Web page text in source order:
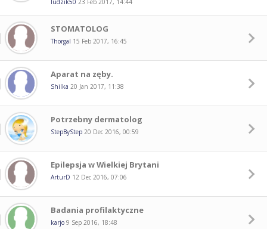
ludzik50 23 Feb 2017, 14:44
STOMATOLOG
Thorgal 15 Feb 2017, 16:45
Aparat na zęby.
Shilka 20 Jan 2017, 11:38
Potrzebny dermatolog
StepByStep 20 Dec 2016, 00:59
Epilepsja w Wielkiej Brytani
ArturD 12 Dec 2016, 07:06
Badania profilaktyczne
karjo 9 Sep 2016, 18:48